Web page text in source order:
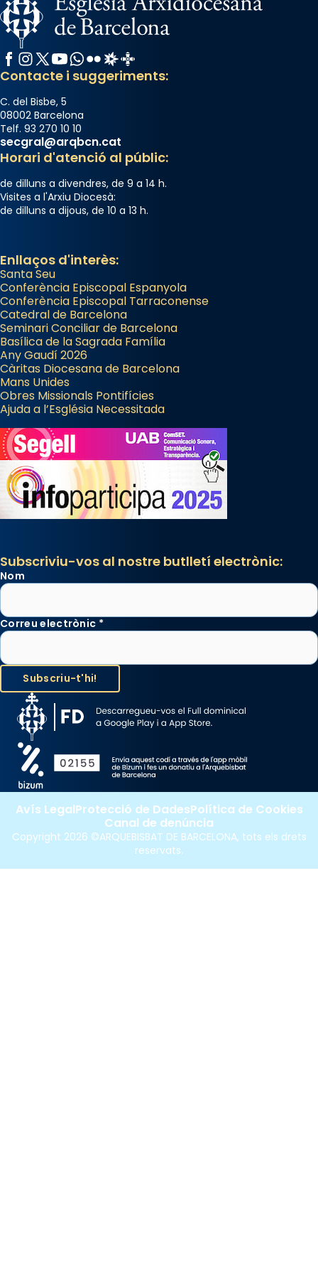
Facebook
Instagram
X / Twitter
YouTube
WhatsApp
FlickrRadio Estel
Catalunya Cristiana
Contacte i suggeriments:
C. del Bisbe, 5
08002 Barcelona
Telf. 93 270 10 10
secgral@arqbcn.cat
Horari d'atenció al públic:
de dilluns a divendres, de 9 a 14 h.
Visites a l'Arxiu Diocesà:
de dilluns a dijous, de 10 a 13 h.
Enllaços d'interès:
Santa Seu
Conferència Episcopal Espanyola
Conferència Episcopal Tarraconense
Catedral de Barcelona
Seminari Conciliar de Barcelona
Basílica de la Sagrada Família
Any Gaudí 2026
Càritas Diocesana de Barcelona
Mans Unides
Obres Missionals Pontifícies
Ajuda a l’Església Necessitada
Subscriviu-vos al nostre butlletí electrònic:
Nom
Correu electrònic *
Copyright 2026 ©ARQUEBISBAT DE BARCELONA, tots els drets
reservats.
Avís LegalProtecció de DadesPolítica de Cookies
Canal de denúncia